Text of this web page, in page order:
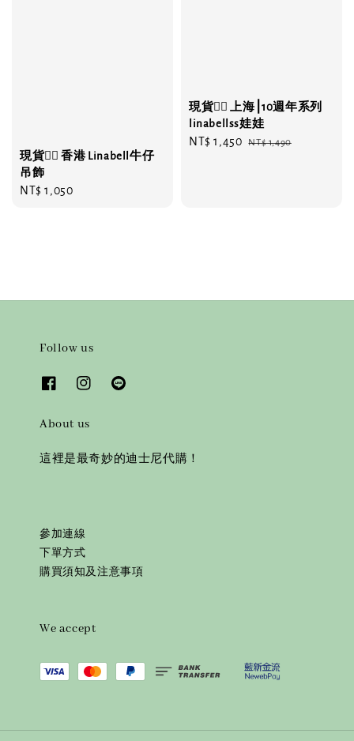
現貨❤️‍🔥 香港 Linabell牛仔
吊飾
Regular
NT$ 1,050
現貨❤️‍🔥 上海⎮10週年系列
linabellss娃娃
Sale
NT$ 1,450 Regular
NT$ 1,490
Follow us
About us
這裡是最奇妙的迪士尼代購！
參加連線
下單方式
購買須知及注意事項
We accept